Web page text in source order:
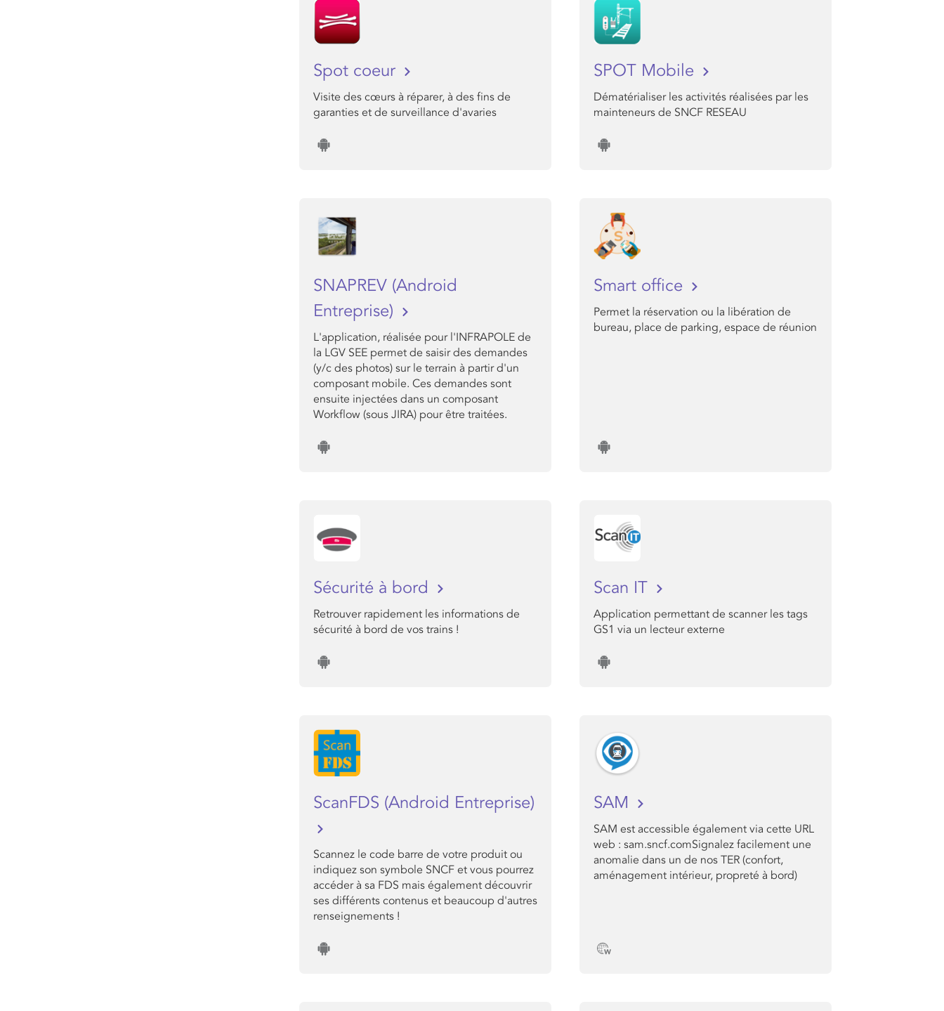
Spot coeur
Visite des cœurs à réparer, à des fins de
garanties et de surveillance d'avaries
SPOT Mobile
Dématérialiser les activités réalisées par les
mainteneurs de SNCF RESEAU
SNAPREV (Android
Entreprise)
L'application, réalisée pour l'INFRAPOLE de
la LGV SEE permet de saisir des demandes
(y/c des photos) sur le terrain à partir d'un
composant mobile. Ces demandes sont
ensuite injectées dans un composant
Workflow (sous JIRA) pour être traitées.
Smart office
Permet la réservation ou la libération de
bureau, place de parking, espace de réunion
Sécurité à bord
Retrouver rapidement les informations de
sécurité à bord de vos trains !
Scan IT
Application permettant de scanner les tags
GS1 via un lecteur externe
ScanFDS (Android Entreprise)
Scannez le code barre de votre produit ou
indiquez son symbole SNCF et vous pourrez
accéder à sa FDS mais également découvrir
ses différents contenus et beaucoup d'autres
renseignements !
SAM
SAM est accessible également via cette URL
web : sam.sncf.comSignalez facilement une
anomalie dans un de nos TER (confort,
aménagement intérieur, propreté à bord)